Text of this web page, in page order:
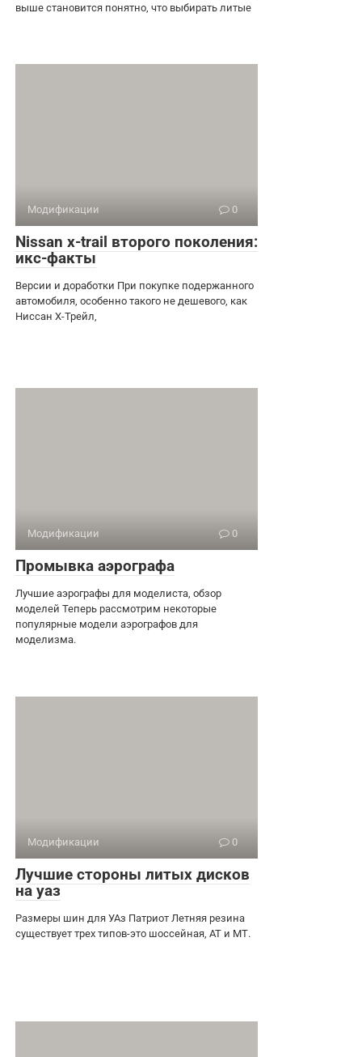
выше становится понятно, что выбирать литые
Модификации 0
Nissan x-trail второго поколения:
икс-факты
Версии и доработки При покупке подержанного
автомобиля, особенно такого не дешевого, как
Ниссан Х-Трейл,
Модификации 0
Промывка аэрографа
Лучшие аэрографы для моделиста, обзор
моделей Теперь рассмотрим некоторые
популярные модели аэрографов для
моделизма.
Модификации 0
Лучшие стороны литых дисков
на уаз
Размеры шин для УАз Патриот Летняя резина
существует трех типов-это шоссейная, АТ и МТ.